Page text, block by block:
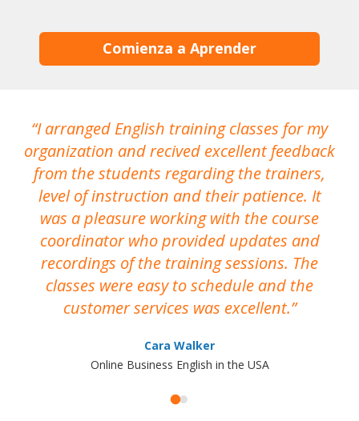
Comienza a Aprender
I arranged English training classes for my
organization and recived excellent feedback
from the students regarding the trainers,
level of instruction and their patience. It
was a pleasure working with the course
coordinator who provided updates and
recordings of the training sessions. The
classes were easy to schedule and the
customer services was excellent.
Cara Walker
Online Business English in the USA